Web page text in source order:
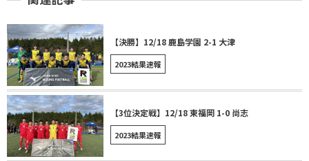
【決勝】12/18 鹿島学園 2-1 大津
2023結果速報
【3位決定戦】12/18 東福岡 1-0 尚志
2023結果速報